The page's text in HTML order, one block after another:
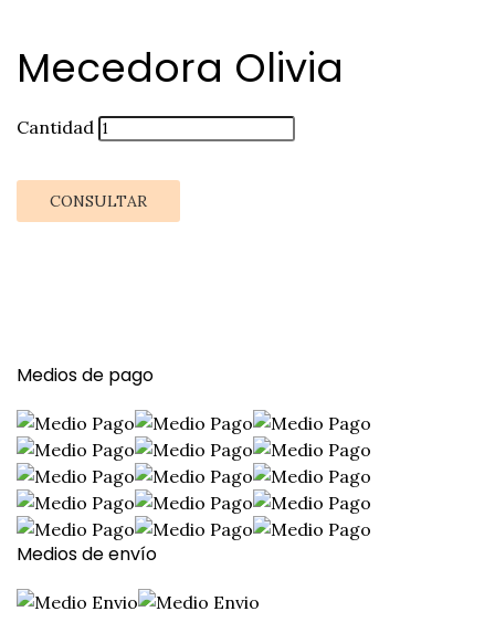
Mecedora Olivia
Cantidad
CONSULTAR
Medios de pago
Medios de envío